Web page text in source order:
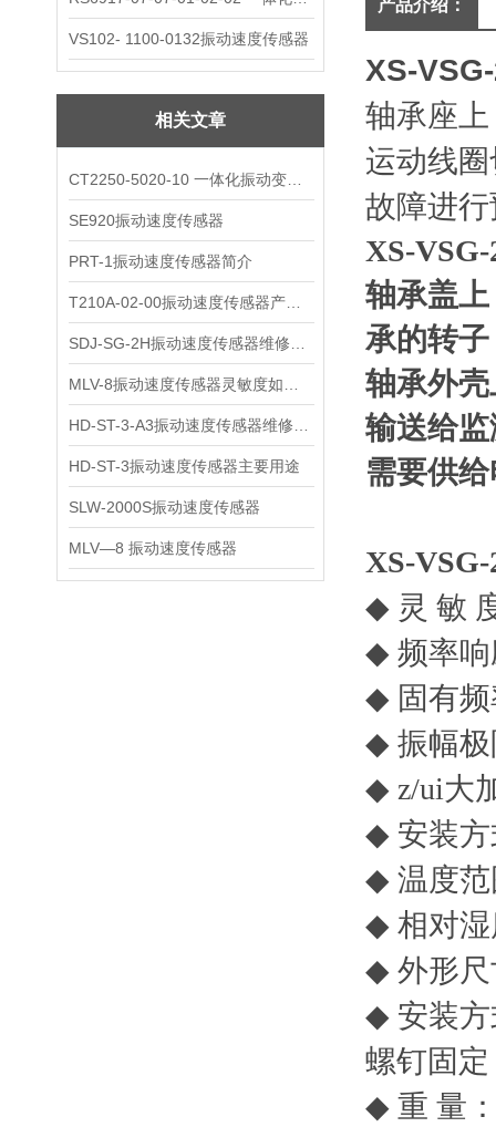
VS102- 1100-0132振动速度传感器
相关文章
SE920振动速度传感器
PRT-1振动速度传感器简介
HD-ST-3振动速度传感器主要用途
SLW-2000S振动速度传感器
MLV—8 振动速度传感器
产品介绍：
XS-
轴承座
运动线
故障进
XS-VSG-
轴承盖
承的转
轴承外
输送给
需要供
XS-VSG-
◆ 灵 敏
◆ 频率
◆ 固有
◆ 振幅
◆ z/ui大
◆ 安装
◆ 温度
◆ 相对
◆ 外形
◆ 安装
螺钉固定
◆ 重 量